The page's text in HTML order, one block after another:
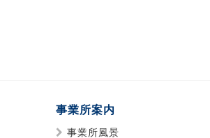
事業所案内
事業所風景